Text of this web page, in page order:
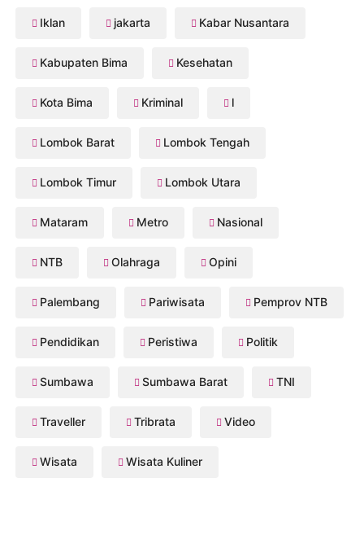
Iklan jakarta Kabar Nusantara
Kabupaten Bima Kesehatan
Kota Bima Kriminal l
Lombok Barat Lombok Tengah
Lombok Timur Lombok Utara
Mataram Metro Nasional
NTB Olahraga Opini
Palembang Pariwisata Pemprov NTB
Pendidikan Peristiwa Politik
Sumbawa Sumbawa Barat TNI
Traveller Tribrata Video
Wisata Wisata Kuliner